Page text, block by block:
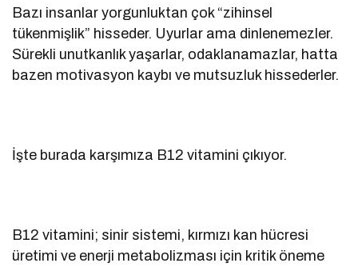
Bazı insanlar yorgunluktan çok “zihinsel
tükenmişlik” hisseder. Uyurlar ama dinlenemezler.
Sürekli unutkanlık yaşarlar, odaklanamazlar, hatta
bazen motivasyon kaybı ve mutsuzluk hissederler.
İşte burada karşımıza B12 vitamini çıkıyor.
B12 vitamini; sinir sistemi, kırmızı kan hücresi
üretimi ve enerji metabolizması için kritik öneme